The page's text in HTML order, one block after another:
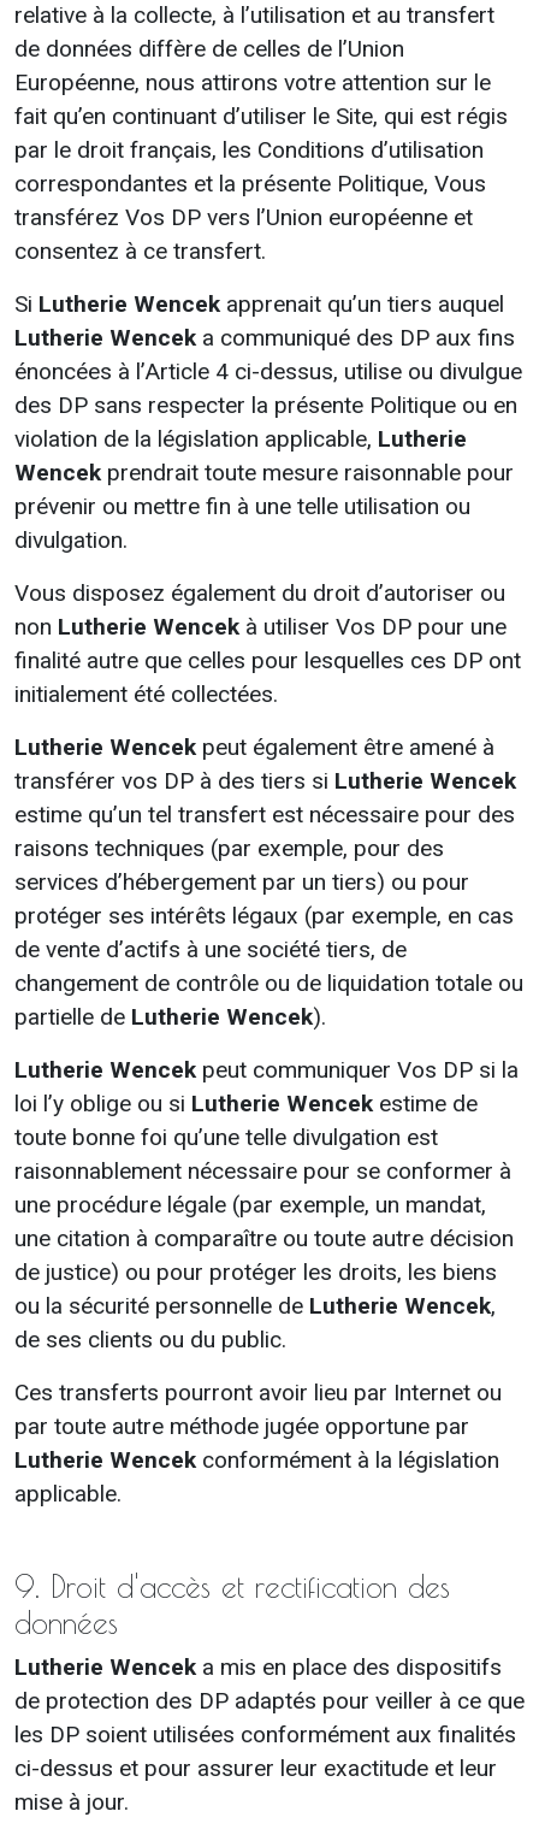
relative à la collecte, à l’utilisation et au transfert
de données diffère de celles de l’Union
Européenne, nous attirons votre attention sur le
fait qu’en continuant d’utiliser le Site, qui est régis
par le droit français, les Conditions d’utilisation
correspondantes et la présente Politique, Vous
transférez Vos DP vers l’Union européenne et
consentez à ce transfert.
Si Lutherie Wencekapprenait qu’un tiers auquel
Lutherie Wenceka communiqué des DP aux fins
énoncées à l’Article 4 ci-dessus, utilise ou divulgue
des DP sans respecter la présente Politique ou en
violation de la législation applicable, Lutherie
Wencekprendrait toute mesure raisonnable pour
prévenir ou mettre fin à une telle utilisation ou
divulgation.
Vous disposez également du droit d’autoriser ou
non Lutherie Wencekà utiliser Vos DP pour une
finalité autre que celles pour lesquelles ces DP ont
initialement été collectées.
Lutherie Wencekpeut également être amené à
transférer vos DP à des tiers si Lutherie Wencek
estime qu’un tel transfert est nécessaire pour des
raisons techniques (par exemple, pour des
services d’hébergement par un tiers) ou pour
protéger ses intérêts légaux (par exemple, en cas
de vente d’actifs à une société tiers, de
changement de contrôle ou de liquidation totale ou
partielle de Lutherie Wencek).
Lutherie Wencekpeut communiquer Vos DP si la
loi l’y oblige ou si Lutherie Wencekestime de
toute bonne foi qu’une telle divulgation est
raisonnablement nécessaire pour se conformer à
une procédure légale (par exemple, un mandat,
une citation à comparaître ou toute autre décision
de justice) ou pour protéger les droits, les biens
ou la sécurité personnelle de Lutherie Wencek,
de ses clients ou du public.
Ces transferts pourront avoir lieu par Internet ou
par toute autre méthode jugée opportune par
Lutherie Wencekconformément à la législation
applicable.
9. Droit d'accès et rectification des
données
Lutherie Wenceka mis en place des dispositifs
de protection des DP adaptés pour veiller à ce que
les DP soient utilisées conformément aux finalités
ci-dessus et pour assurer leur exactitude et leur
mise à jour.